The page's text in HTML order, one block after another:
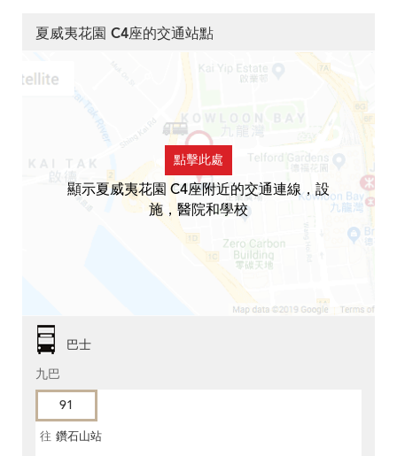
夏威夷花園 C4座的交通站點
點擊此處
顯示夏威夷花園 C4座附近的交通連線，設
施，醫院和學校
巴士
九巴
91
往 鑽石山站